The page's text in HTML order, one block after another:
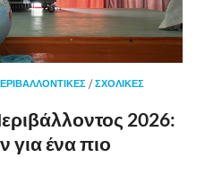
/ΣΧΟΛΙΚΈΣ
2026:
ένα πιο